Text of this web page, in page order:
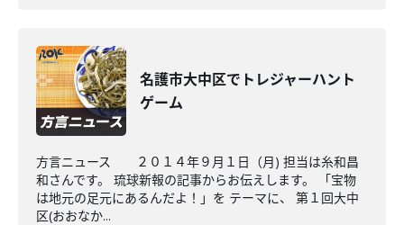
名護市大中区でトレジャーハント
ゲーム
方言ニュース ２０１４年９月１日（月) 担当は糸和昌
和さんです。 琉球新報の記事からお伝えします。 「宝物
は地元の足元にあるんだよ！」を テーマに、 第１回大中
区(おおなか...